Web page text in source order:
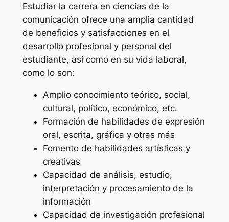
Estudiar la carrera en ciencias de la
comunicación ofrece una amplia cantidad
de beneficios y satisfacciones en el
desarrollo profesional y personal del
estudiante, así como en su vida laboral,
como lo son:
Amplio conocimiento teórico, social,
cultural, político, económico, etc.
Formación de habilidades de expresión
oral, escrita, gráfica y otras más
Fomento de habilidades artísticas y
creativas
Capacidad de análisis, estudio,
interpretación y procesamiento de la
información
Capacidad de investigación profesional